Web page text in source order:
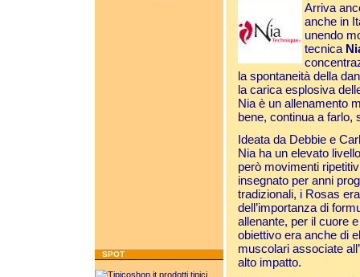
SPOT
Arriva
anche in
unendo
tecnica
la spontaneità della
la carica esplosiva
Nia è un allenamento
bene, continua a farlo,
Ideata da Debbie e
Nia ha un elevato
però movimenti
insegnato per anni
tradizionali, i Rosas
dell’importanza di
allenante, per il cuore
obiettivo era anche di
muscolari associate
alto impatto.